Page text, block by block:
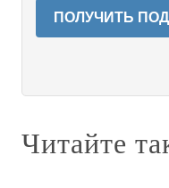
ПОЛУЧИТЬ
Читайте